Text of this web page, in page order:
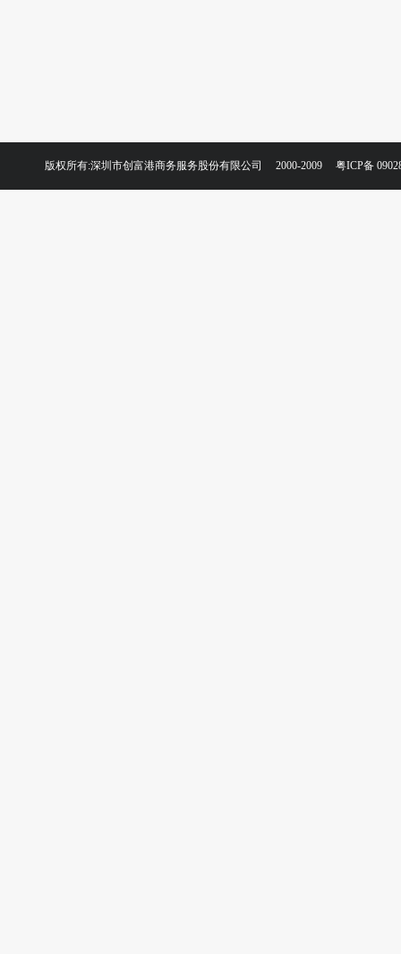
版权所有:深圳市创富港商务服务股份有限公司 2000-2009 粤ICP备